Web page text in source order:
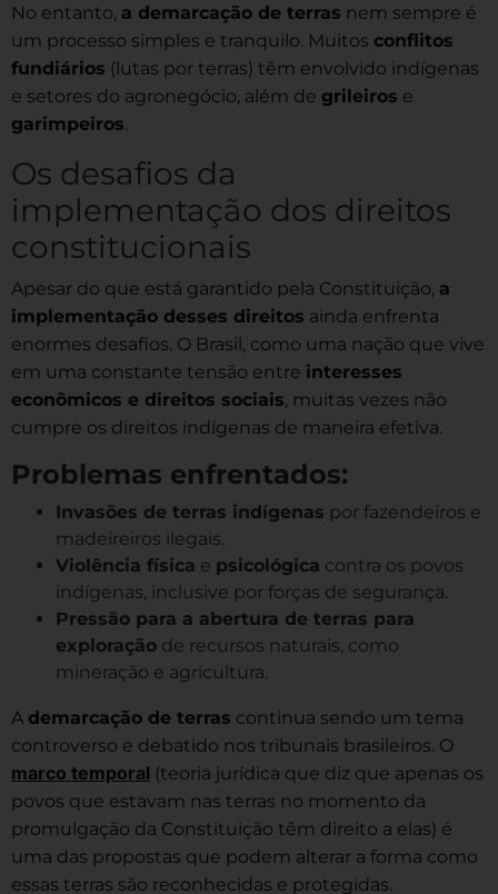
No entanto, a demarcação de terras nem sempre é
um processo simples e tranquilo. Muitos conflitos
fundiários (lutas por terras) têm envolvido indígenas
e setores do agronegócio, além de grileiros e
garimpeiros.
Os desafios da
implementação dos direitos
constitucionais
Apesar do que está garantido pela Constituição, a
implementação desses direitos ainda enfrenta
enormes desafios. O Brasil, como uma nação que vive
em uma constante tensão entre interesses
econômicos e direitos sociais, muitas vezes não
cumpre os direitos indígenas de maneira efetiva.
Problemas enfrentados:
Invasões de terras indígenas por fazendeiros e
madeireiros ilegais.
Violência física e psicológica contra os povos
indígenas, inclusive por forças de segurança.
Pressão para a abertura de terras para
exploração de recursos naturais, como
mineração e agricultura.
A demarcação de terras continua sendo um tema
controverso e debatido nos tribunais brasileiros. O
marco temporal (teoria jurídica que diz que apenas os
povos que estavam nas terras no momento da
promulgação da Constituição têm direito a elas) é
uma das propostas que podem alterar a forma como
essas terras são reconhecidas e protegidas.